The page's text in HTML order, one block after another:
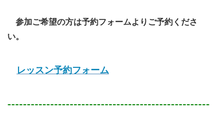
参加ご希望の方は予約フォームよりご予約くださ
い。
レッスン予約フォーム
----------------------------------------------------